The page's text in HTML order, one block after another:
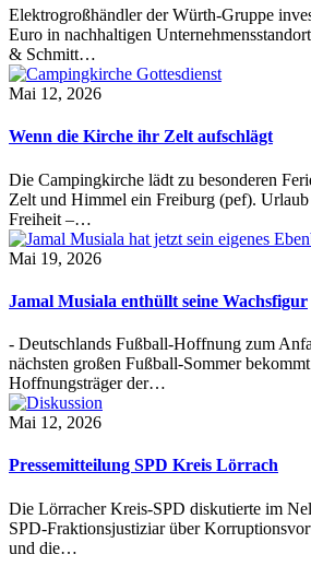
Elektrogroßhändler der Würth-Gruppe
Euro in nachhaltigen
& Schmitt…
Mai 12, 2026
Wenn die Kirche ihr Zelt aufschlägt
Die Campingkirche lädt zu besonderen
Zelt und Himmel ein Freiburg (pef).
Freiheit –…
Mai 19, 2026
Jamal Musiala enthüllt seine Wachsfigur
- Deutschlands Fußball-Hoffnung zum
nächsten großen Fußball-Sommer
Hoffnungsträger der…
Mai 12, 2026
Pressemitteilung SPD Kreis Lörrach
Die Lörracher Kreis-SPD diskutierte im
SPD-Fraktionsjustiziar über
und die…